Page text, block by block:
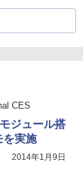
CES
ジュール搭
を実施
2014年1月9日